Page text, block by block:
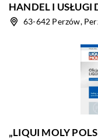
HANDEL I USŁUGI
63-642 Perzów,
„LIQUI MOLY